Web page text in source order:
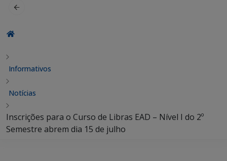
Informativos
Notícias
Inscrições para o Curso de Libras EAD – Nível I do 2º
Semestre abrem dia 15 de julho